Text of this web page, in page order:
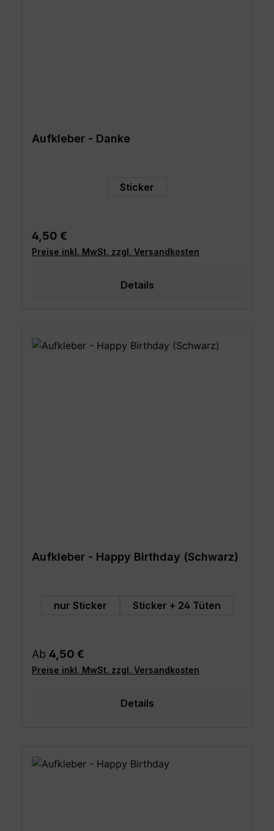
Aufkleber - Danke
auswählenSticker
Regulärer Preis:
4,50 €
Preise inkl. MwSt. zzgl. Versandkosten
Details
Aufkleber - Happy Birthday (Schwarz)
auswählen
nur Sticker Sticker + 24 Tüten
Regulärer Preis:
Ab 4,50 €
Preise inkl. MwSt. zzgl. Versandkosten
Details